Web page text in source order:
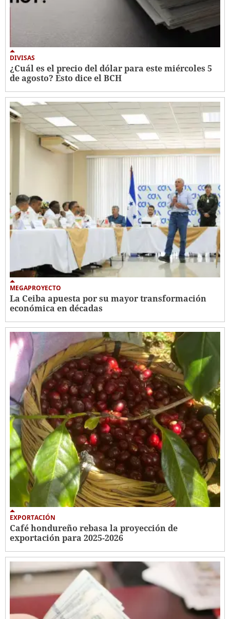
DIVISAS
¿Cuál es el precio del dólar para este miércoles 5
de agosto? Esto dice el BCH
MEGAPROYECTO
La Ceiba apuesta por su mayor transformación
económica en décadas
EXPORTACIÓN
Café hondureño rebasa la proyección de
exportación para 2025-2026